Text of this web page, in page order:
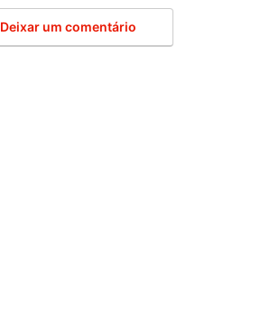
Deixar um comentário